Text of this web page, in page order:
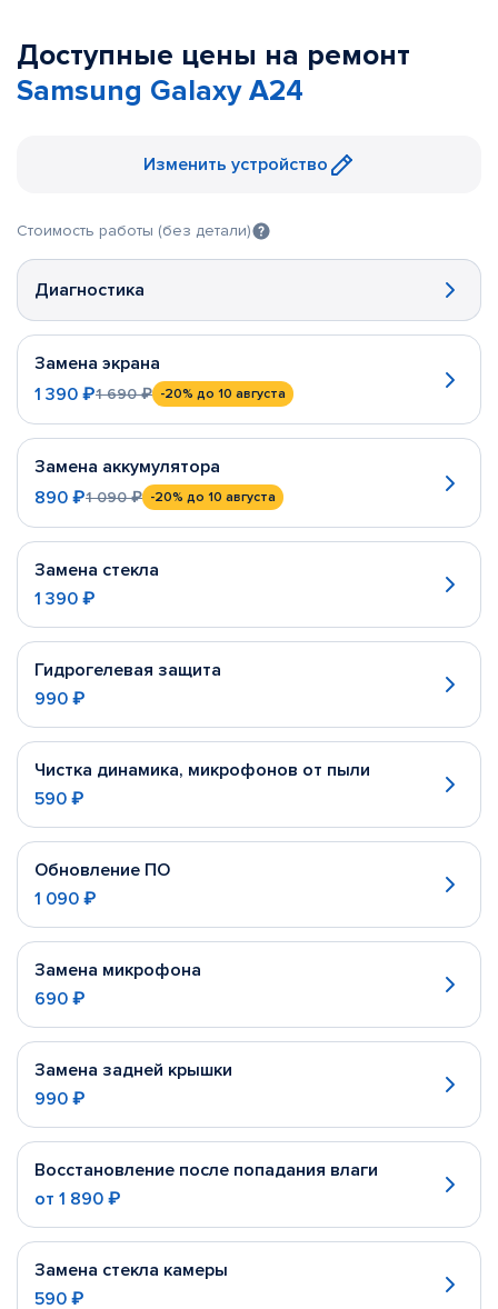
Доступные цены на ремонт
Samsung Galaxy A24
Изменить устройство
Стоимость работы (без детали)
Диагностика
Замена экрана
1 390 ₽1 690 ₽ -20% до 10 августа
Замена аккумулятора
890 ₽1 090 ₽ -20% до 10 августа
Замена стекла
1 390 ₽
Гидрогелевая защита
990 ₽
Чистка динамика, микрофонов от пыли
590 ₽
Обновление ПО
1 090 ₽
Замена микрофона
690 ₽
Замена задней крышки
990 ₽
Восстановление после попадания влаги
от 1 890 ₽
Замена стекла камеры
590 ₽